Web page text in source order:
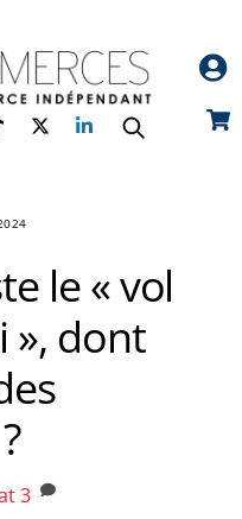
TikTokTwitterLinkedin
le « vol
», dont
3